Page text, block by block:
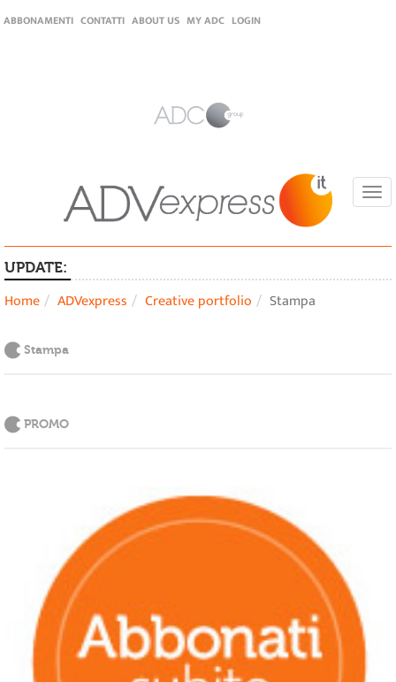
ABBONAMENTI CONTATTI ABOUT US MY ADC LOGIN
UPDATE:
Home ADVexpress Creative portfolio Stampa
Stampa
PROMO